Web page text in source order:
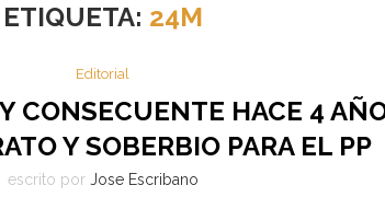
ETIQUETA: 24M
Editorial
CONSECUENTE HACE 4
Y SOBERBIO PARA EL PP
escrito por Jose Escribano